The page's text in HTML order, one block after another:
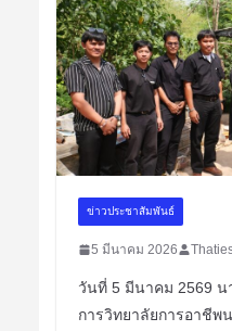
ข่าวประชาสัมพันธ์
5 มีนาคม 2026
วันที่ 5 มีนาคม 2569
การวิทยาลัยการอาชีพ